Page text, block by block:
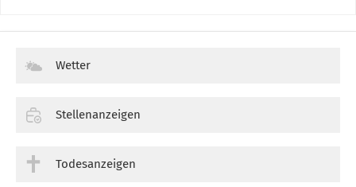
Wetter
Stellenanzeigen
Todesanzeigen